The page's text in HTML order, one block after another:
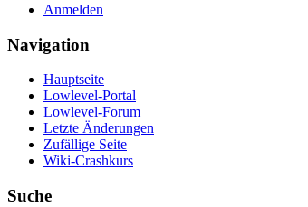
Anmelden
Navigation
Hauptseite
Lowlevel-Portal
Lowlevel-Forum
Letzte Änderungen
Zufällige Seite
Wiki-Crashkurs
Suche